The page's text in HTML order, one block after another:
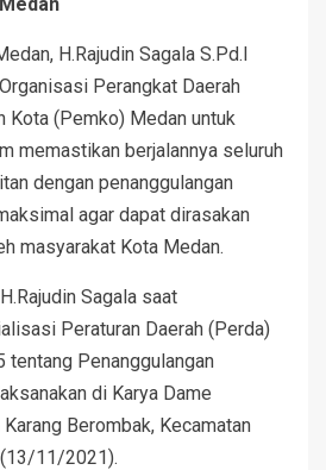
H.Rajudin Sagala S.Pd.I
Perangkat Daerah
Kota (Pemko) Medan untuk
memastikan berjalannya seluruh
dengan penanggulangan
agar dapat dirasakan
masyarakat Kota Medan.
Sagala saat
Peraturan Daerah (Perda)
tentang Penanggulangan
di Karya Dame
Karang Berombak, Kecamatan
(13/11/2021).